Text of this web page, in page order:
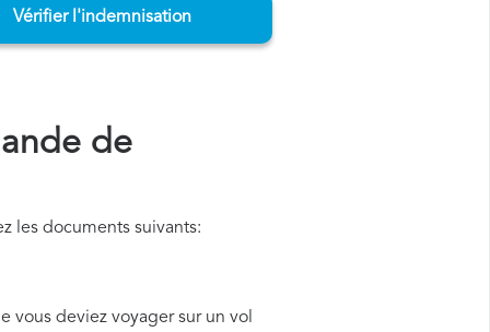
Vérifier l'indemnisation
de
les documents suivants:
vous deviez voyager sur un vol